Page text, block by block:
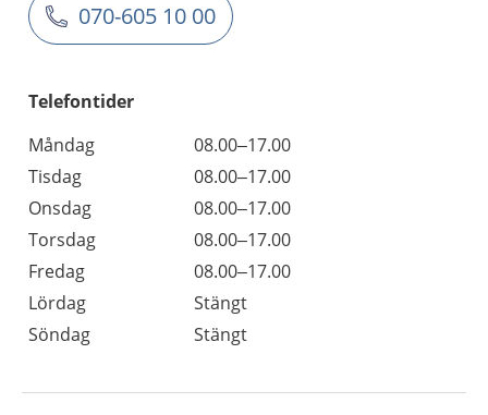
070-605 10 00
Telefontider
Måndag
08.00–17.00
Tisdag
08.00–17.00
Onsdag
08.00–17.00
Torsdag
08.00–17.00
Fredag
08.00–17.00
Lördag
Stängt
Söndag
Stängt